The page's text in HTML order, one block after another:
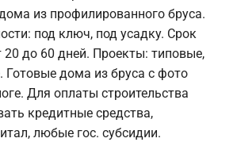
из профилированного бруса.
под ключ, под усадку. Срок
20 до 60 дней. Проекты: типовые,
Готовые дома из бруса с фото
Для оплаты строительства
кредитные средства,
любые гос. субсидии.